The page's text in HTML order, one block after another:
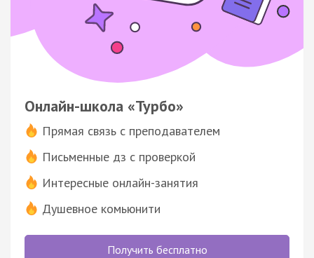
Онлайн-школа «Турбо»
Прямая связь с преподавателем
Письменные дз с проверкой
Интересные онлайн-занятия
Душевное комьюнити
Получить бесплатно